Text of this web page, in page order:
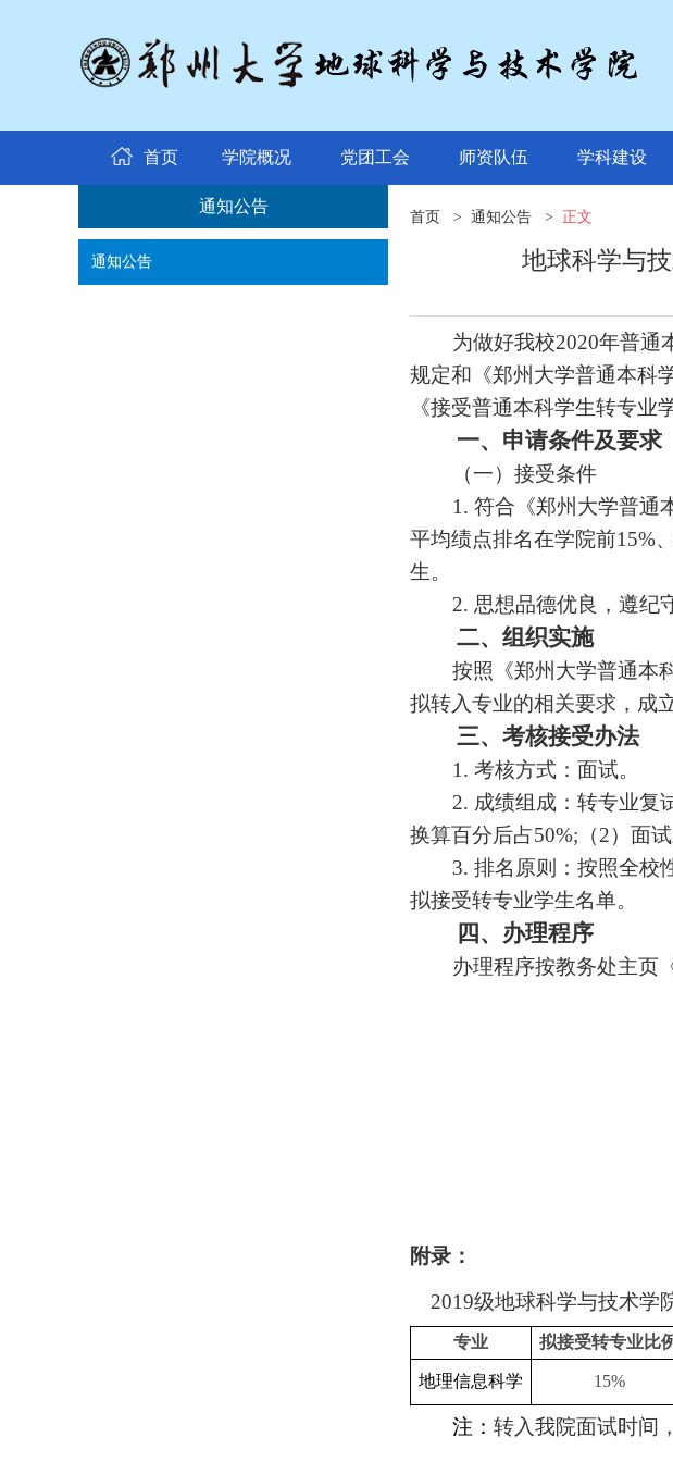
首页 学院概况 党团工会 师资队伍 学科建设
通知公告
通知公告
首页 > 通知公告 > 正文
地球科学与
为做好我校2020年普通
规定和《郑州大学普通本科
《接受普通本科学生转专业
一、申请条件及要求
（一）接受条件
1. 符合《郑州大学普通
平均绩点排名在学院前15%
生。
2. 思想品德优良，遵纪
二、组织实施
按照《郑州大学普通本
拟转入专业的相关要求，成
三、考核接受办法
1. 考核方式：面试。
2. 成绩组成：转专业复
换算百分后占50%;（2）面试
3. 排名原则：按照全校
拟接受转专业学生名单。
四、办理程序
办理程序按教务处主页
附录：
2019级地球科学与技术学
专业 拟接受转专业比
地理信息科学 15%
注： 转入我院面试时间